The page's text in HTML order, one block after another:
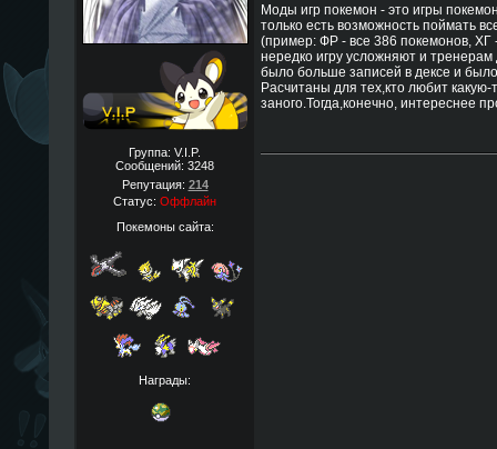
Группа: V.I.P.
Сообщений: 3248
Репутация: 214
Статус: Оффлайн
Покемоны сайта:
Награды:
Моды игр покемон - это игры
только есть возможность поймать
(пример: ФР - все 386 покемонов, ХГ
нередко игру усложняют и
было больше записей в дексе и
Расчитаны для тех,кто любит какую-
заного.Тогда,конечно, интереснее